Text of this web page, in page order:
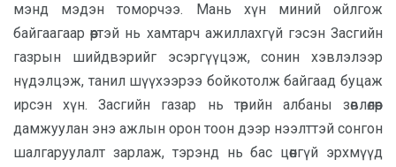
мэнд мэдэн томорчээ. Мань хүн миний ойлгож
байгаагаар өөртэй нь хамтарч ажиллахгүй гэсэн Засгийн
газрын шийдвэрийг эсэргүүцэж, сонин хэвлэлээр
нүдэлцэж, танил шүүхээрээ бойкотолж байгаад буцаж
ирсэн хүн. Засгийн газар нь төрийн албаны зөвлөлөөр
дамжуулан энэ ажлын орон тоон дээр нээлттэй сонгон
шалгаруулалт зарлаж, тэрэнд нь бас цөөнгүй эрхмүүд